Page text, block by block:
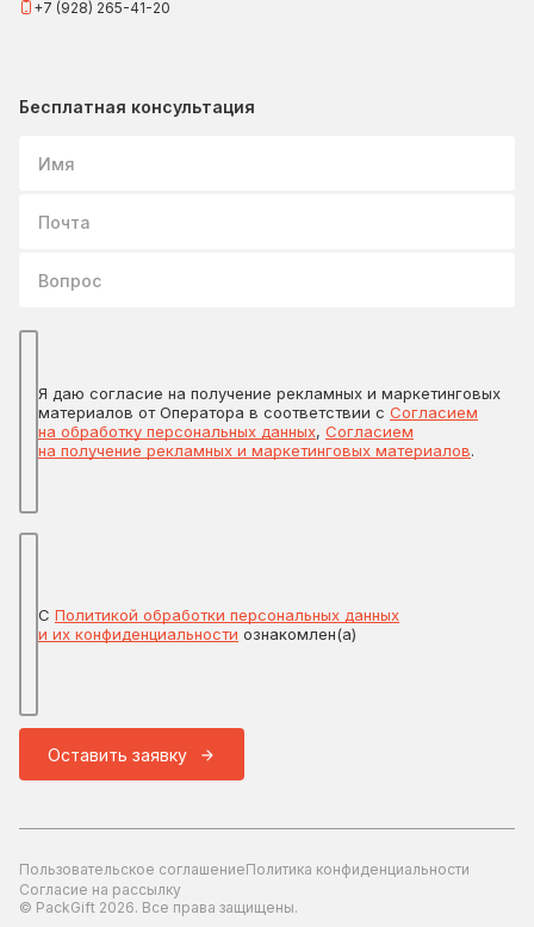
+7 (928) 265-41-20
Бесплатная консультация
Я даю согласие на получение рекламных и маркетинговых
материалов от Оператора в соответствии с Согласием
на обработку персональных данных, Согласием
на получение рекламных и маркетинговых материалов.
С Политикой обработки персональных данных
и их конфиденциальности ознакомлен(а)
Оставить заявку
Пользовательское соглашениеПолитика конфиденциальности
Согласие на рассылку
© PackGift 2026. Все права защищены.